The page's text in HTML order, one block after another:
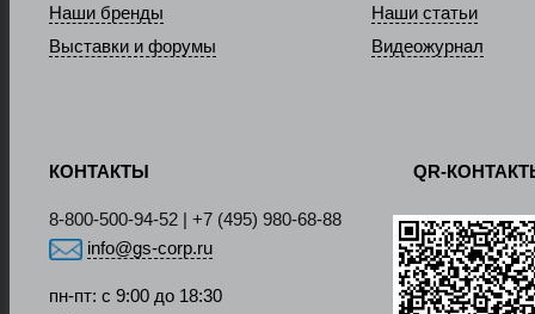
Наши бренды
Выставки и форумы
Наши статьи
Видеожурнал
КОНТАКТЫ
8-800-500-94-52 | +7 (495) 980-68-88
info@gs-corp.ru
пн-пт: с 9:00 до 18:30
QR-